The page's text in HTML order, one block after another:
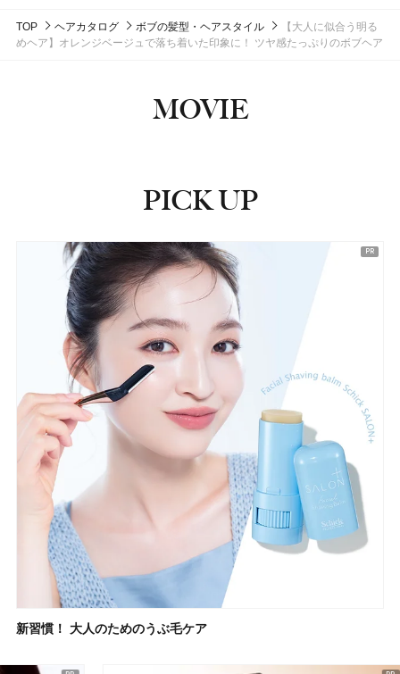
TOP ヘアカタログ ボブの髪型・ヘアスタイル
【大人に似合う明る
めヘア】オレンジベージュで落ち着いた印象に！ ツヤ感たっぷりのボブヘア
MOVIE
PICK UP
新習慣！ 大人のためのうぶ毛ケア